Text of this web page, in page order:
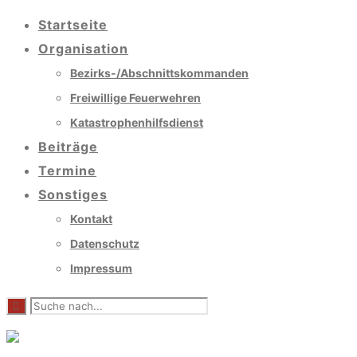
Startseite
Organisation
Bezirks-/Abschnittskommanden
Freiwillige Feuerwehren
Katastrophenhilfsdienst
Beiträge
Termine
Sonstiges
Kontakt
Datenschutz
Impressum